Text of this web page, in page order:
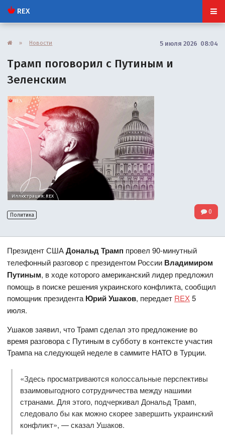
REX
» Новости 5 июля 2026 08:04
Трамп поговорил с Путиным и
Зеленским
Иллюстрация: REX
Политика 0
Президент СШАДональд Трамп провел 90-минутный
телефонный разговор с президентом России Владимиром
Путиным, в ходе которого американский лидер предложил
помощь в поиске решения украинского конфликта, сообщил
помощник президентаЮрий Ушаков, передает REX5
июля.
Ушаков заявил, что Трамп сделал это предложение во
время разговора с Путиным в субботу в контексте участия
Трампа на следующей неделе в саммите НАТО в Турции.
«Здесь просматриваются колоссальные перспективы
взаимовыгодного сотрудничества между нашими
странами. Для этого, подчеркивал Дональд Трамп,
следовало бы как можно скорее завершить украинский
конфликт», — сказал Ушаков.